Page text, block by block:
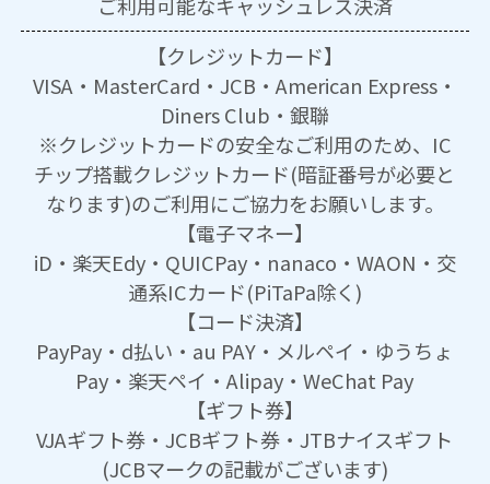
【クレジットカード】
VISA・MasterCard・JCB・American Express・
Diners Club・銀聯
※クレジットカードの安全なご利用のため、IC
チップ搭載クレジットカード(暗証番号が必要と
なります)のご利用にご協力をお願いします。
【電子マネー】
iD・楽天Edy・QUICPay・nanaco・WAON・交
通系ICカード(PiTaPa除く)
【コード決済】
PayPay・d払い・au PAY・メルペイ・ゆうちょ
Pay・楽天ペイ・Alipay・WeChat Pay
【ギフト券】
VJAギフト券・JCBギフト券・JTBナイスギフト
(JCBマークの記載がございます)